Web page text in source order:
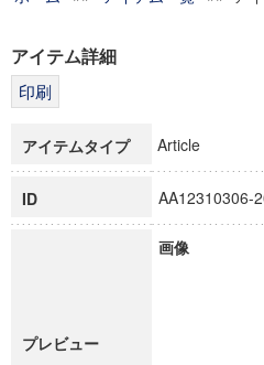
科学研究費補助金研究成果
博士課程教育リーディング
アイテム詳細
アイテムタイプ Article
ID
プレビュー
画像